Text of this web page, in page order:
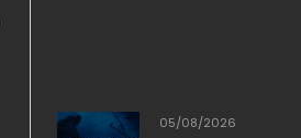
05/08/2026